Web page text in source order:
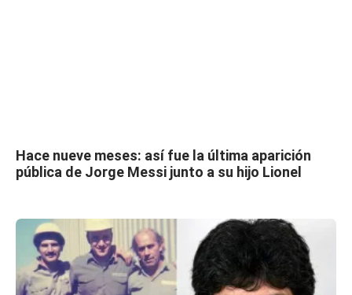
Hace nueve meses: así fue la última aparición
pública de Jorge Messi junto a su hijo Lionel